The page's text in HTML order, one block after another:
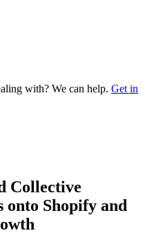
with? We can help. Get in
Collective
onto Shopify and